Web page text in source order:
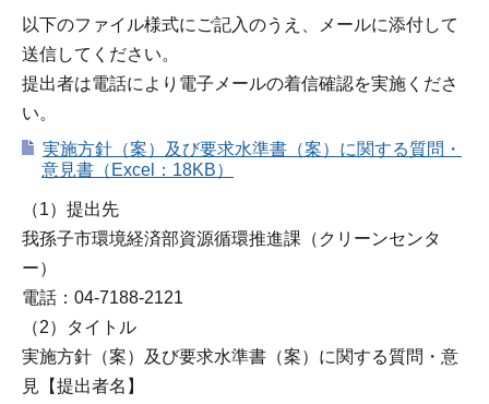
以下のファイル様式にご記入のうえ、メールに添付して
送信してください。
提出者は電話により電子メールの着信確認を実施くださ
い。
実施方針（案）及び要求水準書（案）に関する質問・
意見書（Excel：18KB）
（1）提出先
我孫子市環境経済部資源循環推進課（クリーンセンタ
ー）
電話：04-7188-2121
（2）タイトル
実施方針（案）及び要求水準書（案）に関する質問・意
見【提出者名】